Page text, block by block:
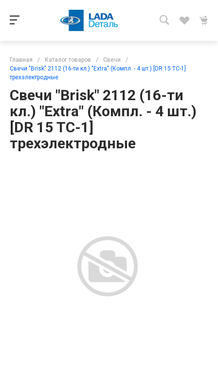
Главная / Каталог товаров / Свечи
/
Свечи "Brisk" 2112 (16-ти кл.) "Extra" (Компл. - 4 шт.) [DR 15 ТC-1]
трехэлектродные
Свечи "Brisk" 2112 (16-ти
кл.) "Extra" (Компл. - 4 шт.)
[DR 15 ТC-1]
трехэлектродные